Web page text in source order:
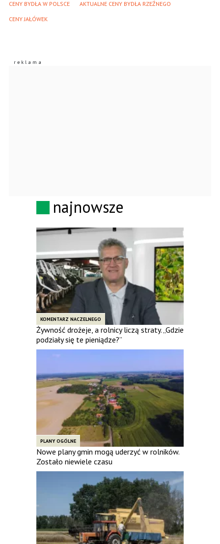
CENY BYDŁA W POLSCE AKTUALNE CENY BYDŁA RZEŹNEGO
CENY JAŁÓWEK
najnowsze
KOMENTARZ NACZELNEGO
Żywność drożeje, a rolnicy liczą straty. „Gdzie
podziały się te pieniądze?”
PLANY OGÓLNE
Nowe plany gmin mogą uderzyć w rolników.
Zostało niewiele czasu